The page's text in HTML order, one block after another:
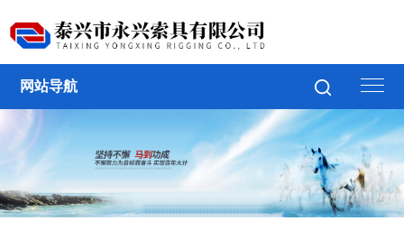
网站导航